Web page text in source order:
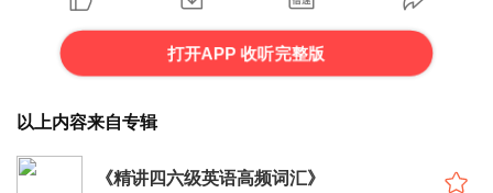
打开APP 收听完整版
以上内容来自专辑
《精讲四六级英语高频词汇》